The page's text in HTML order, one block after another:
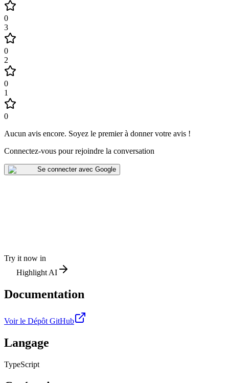
0
3
0
2
0
1
0
Aucun avis encore. Soyez le premier à donner votre avis !
Connectez-vous pour rejoindre la conversation
Se connecter avec Google
Try it now in
Highlight AI
Documentation
Voir le Dépôt GitHub
Langage
TypeScript